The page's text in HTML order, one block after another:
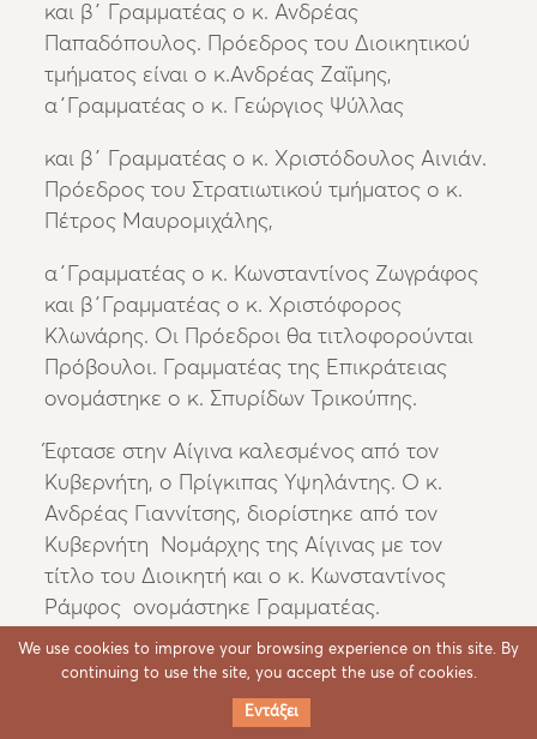
και β΄ Γραμματέας ο κ. Ανδρέας
Παπαδόπουλος. Πρόεδρος του Διοικητικού
τμήματος είναι ο κ.Ανδρέας Ζαΐμης,
α΄Γραμματέας ο κ. Γεώργιος Ψύλλας
και β΄ Γραμματέας ο κ. Χριστόδουλος Αινιάν.
Πρόεδρος του Στρατιωτικού τμήματος ο κ.
Πέτρος Μαυρομιχάλης,
α΄Γραμματέας ο κ. Κωνσταντίνος Ζωγράφος
και β΄Γραμματέας ο κ. Χριστόφορος
Κλωνάρης. Οι Πρόεδροι θα τιτλοφορούνται
Πρόβουλοι. Γραμματέας της Επικράτειας
ονομάστηκε ο κ. Σπυρίδων Τρικούπης.
Έφτασε στην Αίγινα καλεσμένος από τον
Κυβερνήτη, ο Πρίγκιπας Υψηλάντης. Ο κ.
Ανδρέας Γιαννίτσης, διορίστηκε από τον
Κυβερνήτη Νομάρχης της Αίγινας με τον
τίτλο του Διοικητή και ο κ. Κωνσταντίνος
Ράμφος ονομάστηκε Γραμματέας.
Καθορίστηκε από την εξοχότητά του, ότι, η
τρέχοντος μήνα. Οι κ.κ. Ιωάννης Θεοτόκης (
We use cookies to improve your browsing experience on this site. By
continuing to use the site, you accept the use of cookies.
Εντάξει